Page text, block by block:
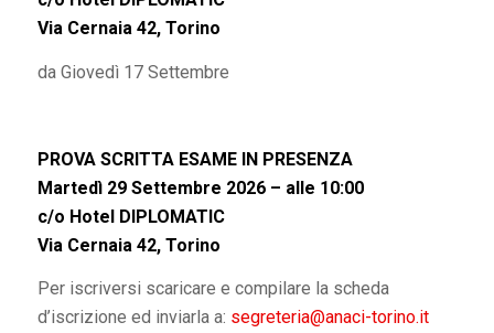
Via Cernaia 42, Torino
da Giovedì 17 Settembre
PROVA SCRITTA ESAME IN PRESENZA
Martedì 29 Settembre 2026 – alle 10:00
c/o Hotel DIPLOMATIC
Via Cernaia 42, Torino
Per iscriversi scaricare e compilare la scheda
d’iscrizione ed inviarla a: segreteria@anaci-torino.it